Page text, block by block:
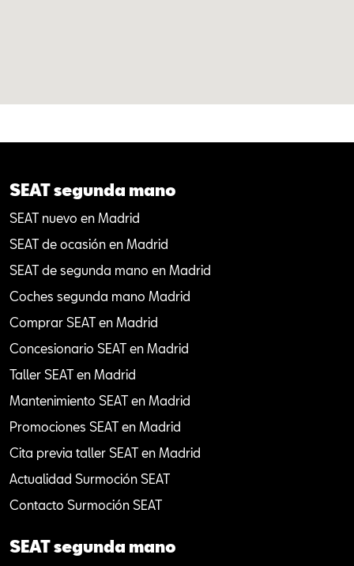
SEAT segunda mano
SEAT nuevo en Madrid
SEAT de ocasión en Madrid
SEAT de segunda mano en Madrid
Coches segunda mano Madrid
Comprar SEAT en Madrid
Concesionario SEAT en Madrid
Taller SEAT en Madrid
Mantenimiento SEAT en Madrid
Promociones SEAT en Madrid
Cita previa taller SEAT en Madrid
Actualidad Surmoción SEAT
Contacto Surmoción SEAT
SEAT segunda mano